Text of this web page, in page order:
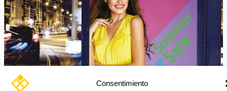
Consentimiento